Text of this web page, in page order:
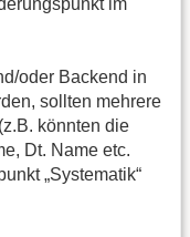
im
oder Backend in
sollten mehrere
könnten die
Dt. Name etc.
„Systematik“